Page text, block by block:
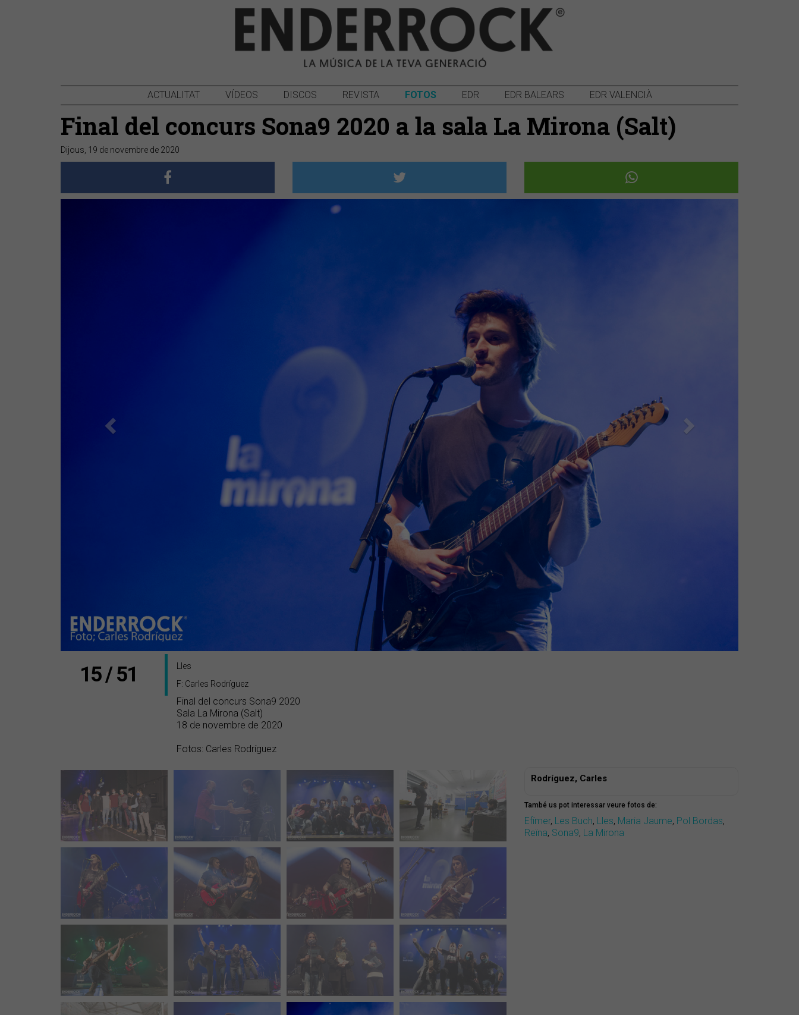
ACTUALITAT VÍDEOS DISCOS REVISTA FOTOS EDR EDR BALEARS EDR VALENCIÀ
Final del concurs Sona9 2020 a la sala La Mirona (Salt)
Dijous, 19 de novembre de 2020
15 / 51
Lles
F: Carles Rodríguez
Final del concurs Sona9 2020
Sala La Mirona (Salt)
18 de novembre de 2020
Fotos: Carles Rodríguez
Rodríguez, Carles
També us pot interessar veure fotos de:
Efímer, Les Buch, Lles, Maria Jaume, Pol Bordas,
Reïna, Sona9, La Mirona